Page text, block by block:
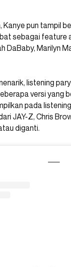
Kanye pun tampil
sebagai feature
DaBaby, Marilyn
listening
versi yang
pada
JAY-Z, Chris
diganti.